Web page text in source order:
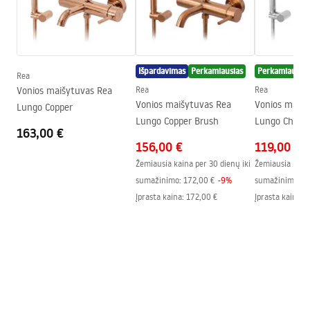
Snapelio diapazonas
100mm
Aukštis
mm
Ryšio skersmuo
1/2 colio
Jungčių atstumas
5 lat
Garantijos sąlygos
Warranty_Terms_and_Conditions_Faucets_-_5.pdf
Rea
Vonios maišytuvas Rea
Lungo Copper
163,00 €
Išpardavimas Perkamiausias
Rea
Vonios maišytuvas Rea
Lungo Copper Brush
156,00 €
Žemiausia kaina per 30 dienų iki
sumažinimo: 172,00 € -9%
Įprasta kaina: 172,00 €
Perkamiausias
Rea
Vonios
Lungo
119,00 €
Žemiausia
sumažinimo:
Įprasta kaina